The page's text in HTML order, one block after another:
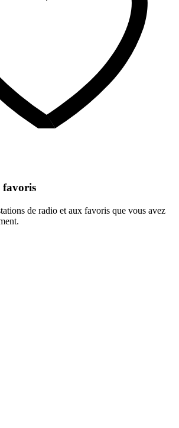
favoris
de radio et aux favoris que vous avez